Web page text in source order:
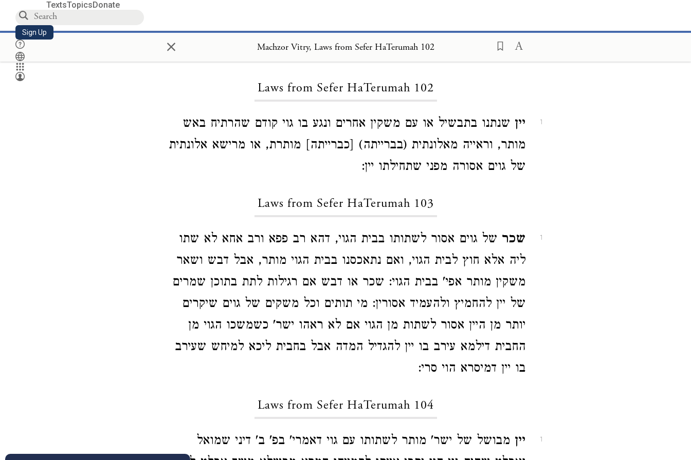
TextsTopicsDonate
Sign Up × Machzor Vitry, Laws from Sefer HaTerumah 102
Laws from Sefer HaTerumah 102
1 יין שנתנו בתבשיל או עם משקין אחרים ונגע בו גוי קודם שהרתיח באש
מותר, וראייה מאלונתית (בברייתה) [כברייתה] מותרת, או מרישא אלונתית
של גוים אסורה מפני שתחילתו יין:
Laws from Sefer HaTerumah 103
1 שכר של גוים אסור לשתותו בבית הגוי, דהא רב פפא ורב אחא לא שתו
ליה אלא חוץ לבית הגוי, ואם נתאכסנו בבית הגוי מותר, אבל דבש ושאר
משקין מותר אפי' בבית הגוי: שכר או דבש אם רגילות לתת בתוכן שמרים
של יין להחמיץ ולהעמיד אסורין: מי תותים וכל משקים של גוים שיקרים
יותר מן היין אסור לשתות מן הגוי אם לא ראהו ישר' כשמשכו הגוי מן
החבית דילמא עירב בו יין להגדיל המדה אבל בחבית ליכא למיחש שעירב
בו יין דמיסרא הוי סרי:
Laws from Sefer HaTerumah 104
1 יין מבושל של ישר' מותר לשתותו עם גוי דאמרי' בפ' ב' דיני שמואל